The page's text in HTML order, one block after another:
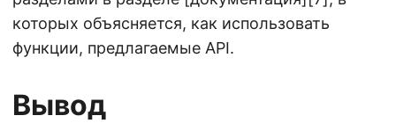
которых объясняется, как использовать
функции, предлагаемые API.
Вывод